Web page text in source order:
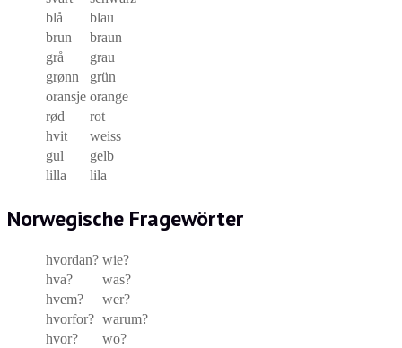
blå
blau
brun
braun
grå
grau
grønn
grün
oransje orange
rød
rot
hvit
weiss
gul
gelb
lilla
lila
Norwegische Fragewörter
hvordan? wie?
hva?
was?
hvem?
wer?
hvorfor? warum?
hvor?
wo?